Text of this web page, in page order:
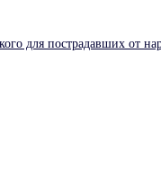
для пострадавших от